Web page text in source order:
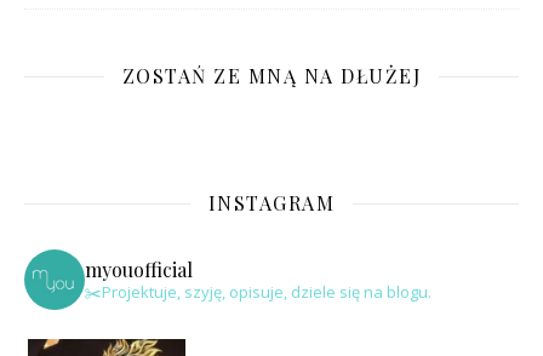
ZOSTAŃ ZE MNĄ NA DŁUŻEJ
INSTAGRAM
myouofficial
✂️Projektuje, szyję, opisuje, dziele się na blogu.